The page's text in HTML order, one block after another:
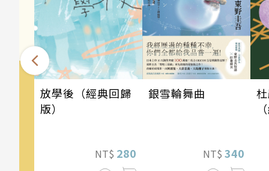
放學後（經典回歸
版）
NT$ 280
銀雪輪舞曲
NT$ 340